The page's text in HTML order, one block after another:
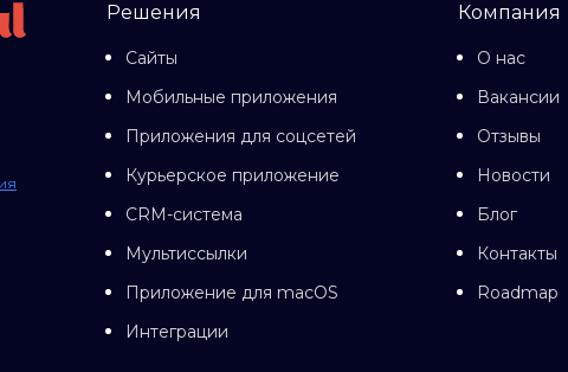
Решения
Сайты
Мобильные приложения
Приложения для соцсетей
Курьерское приложение
CRM-система
Мультиссылки
Приложение для macOS
Интеграции
Компания
О нас
Вакансии
Отзывы
Новости
Блог
Контакты
Roadmap